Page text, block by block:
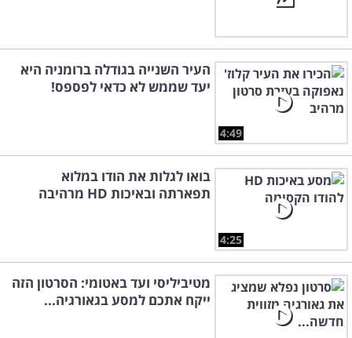
4:49
העיר השנייה בגודלה ברומניה היא
יעד שממש לא כדאי לפספס!
4:25
בואו לגלות את הודו במלוא
תפארתה ובאיכות HD מרהיבה
מטיביליסי ועד באטומי: הסרטון הזה
ייקח אתכם למסע בגאורגיה...